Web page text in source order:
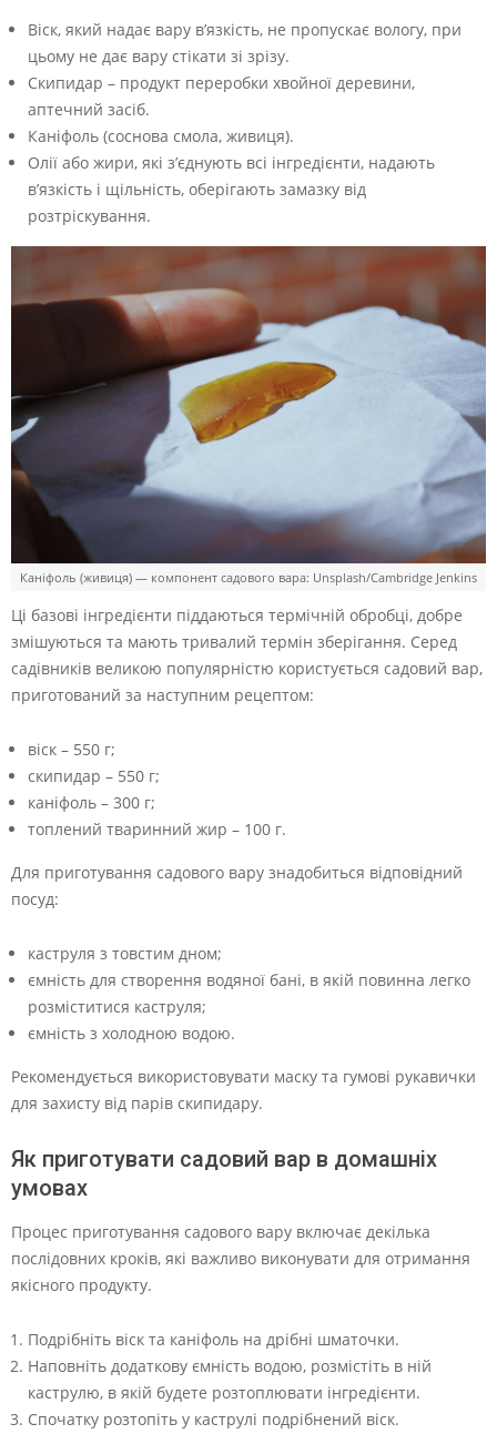
Віск, який надає вару в’язкість, не пропускає вологу, при
цьому не дає вару стікати зі зрізу.
Скипидар – продукт переробки хвойної деревини,
аптечний засіб.
Каніфоль (соснова смола, живиця).
Олії або жири, які з’єднують всі інгредієнти, надають
в’язкість і щільність, оберігають замазку від
розтріскування.
Каніфоль (живиця) — компонент садового вара: Unsplash/Cambridge Jenkins
Ці базові інгредієнти піддаються термічній обробці, добре
змішуються та мають тривалий термін зберігання. Серед
садівників великою популярністю користується садовий вар,
приготований за наступним рецептом:
віск – 550 г;
скипидар – 550 г;
каніфоль – 300 г;
топлений тваринний жир – 100 г.
Для приготування садового вару знадобиться відповідний
посуд:
каструля з товстим дном;
ємність для створення водяної бані, в якій повинна легко
розміститися каструля;
ємність з холодною водою.
Рекомендується використовувати маску та гумові рукавички
для захисту від парів скипидару.
Як приготувати садовий вар в домашніх
умовах
Процес приготування садового вару включає декілька
послідовних кроків, які важливо виконувати для отримання
якісного продукту.
Подрібніть віск та каніфоль на дрібні шматочки.
Наповніть додаткову ємність водою, розмістіть в ній
каструлю, в якій будете розтоплювати інгредієнти.
Спочатку розтопіть у каструлі подрібнений віск.